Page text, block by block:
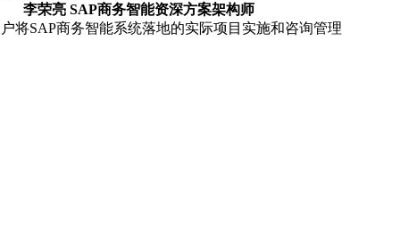
李荣亮 SAP商务智能资深方案架构师
将SAP商务智能系统落地的实际项目实施和咨询管理